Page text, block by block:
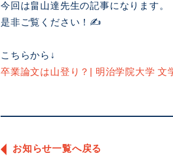
今回は畠山達先生の記事になります。
是非ご覧ください！✍
こちらから↓
卒業論文は山登り？| 明治学院大学
お知らせ一覧へ戻る